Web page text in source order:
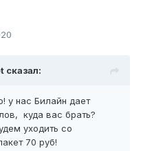
сказал:
у нас Билайн дает
куда вас брать?
уходить со
70 руб!